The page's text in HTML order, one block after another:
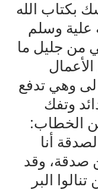
بكتاب الله
علية وسلم
من جليل ما
وهي تدفع
وتفك
الخطاب:
أنا
صدقة، وقد
البر